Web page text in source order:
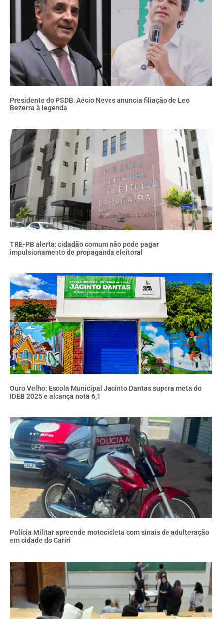
Presidente do PSDB, Aécio Neves anuncia filiação de Leo
Bezerra à legenda
TRE-PB alerta: cidadão comum não pode pagar
impulsionamento de propaganda eleitoral
Ouro Velho: Escola Municipal Jacinto Dantas supera meta do
IDEB 2025 e alcança nota 6,1
Polícia Militar apreende motocicleta com sinais de adulteração
em cidade do Cariri